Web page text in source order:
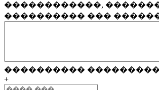
������������,
���������� ���
���������� ���������
+